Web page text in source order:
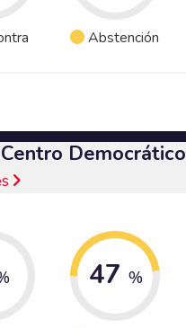
Abstención
Democrático
47 %